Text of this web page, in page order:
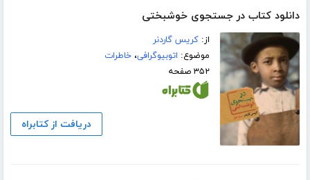
دانلود کتاب در جستجوی خوشبختی
از:کریس گاردنر
موضوع: اتوبیوگرافی،خاطرات
۳۵۲ صفحه
دریافت از کتابراه